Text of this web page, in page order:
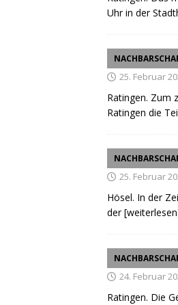
Uhr in der
25. Februar
Ratingen. Zum
Ratingen die
25. Februar
Hösel. In der
der
24. Februar
Ratingen. Die